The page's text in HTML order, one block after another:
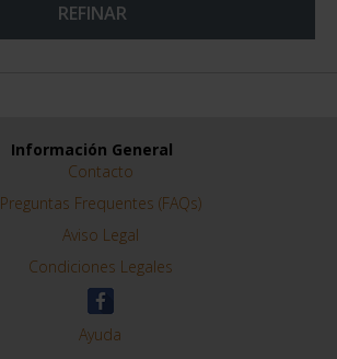
REFINAR
Información General
Contacto
Preguntas Frequentes (FAQs)
Aviso Legal
Condiciones Legales
Ayuda